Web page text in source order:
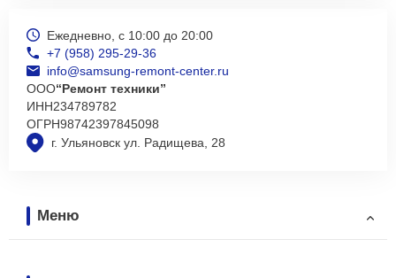
г. Ульяновск ул. Радищева, 28
Ежедневно, с 10:00 до 20:00
+7 (958) 295-29-36
info@samsung-remont-center.ru
ООО“Ремонт техники”
ИНН234789782
ОГРН98742397845098
Меню